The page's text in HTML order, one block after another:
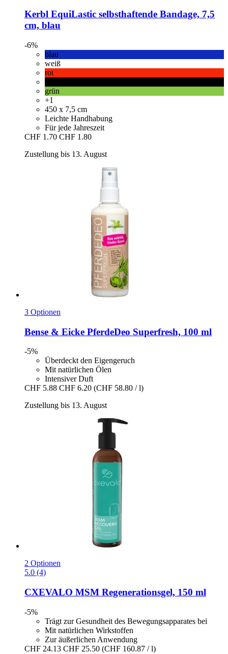
Kerbl EquiLastic selbsthaftende Bandage, 7,5
cm, blau
-6%
blau
weiß
rot
grün
+1
450 x 7,5 cm
Leichte Handhabung
Für jede Jahreszeit
CHF 1.70 CHF 1.80
Zustellung bis 13. August
3 Optionen
Bense & Eicke PferdeDeo Superfresh, 100 ml
-5%
Überdeckt den Eigengeruch
Mit natürlichen Ölen
Intensiver Duft
CHF 5.88 CHF 6.20 (CHF 58.80 / l)
Zustellung bis 13. August
2 Optionen
5.0 (4)
CXEVALO MSM Regenerationsgel, 150 ml
-5%
Trägt zur Gesundheit des Bewegungsapparates bei
Mit natürlichen Wirkstoffen
Zur äußerlichen Anwendung
CHF 24.13 CHF 25.50 (CHF 160.87 / l)